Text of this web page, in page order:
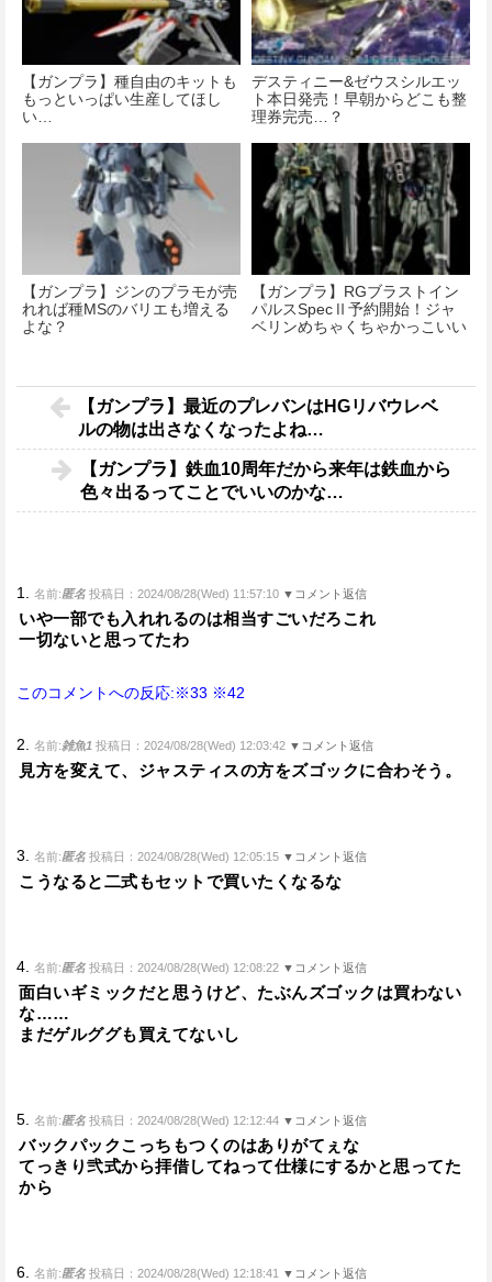
【ガンプラ】種自由のキットも
もっといっぱい生産してほし
い…
デスティニー&ゼウスシルエッ
ト本日発売！早朝からどこも整
理券完売…？
【ガンプラ】ジンのプラモが売
れれば種MSのバリエも増える
よな？
【ガンプラ】RGブラストイン
パルスSpecⅡ予約開始！ジャ
ベリンめちゃくちゃかっこいい
【ガンプラ】最近のプレバンはHGリバウレベ
ルの物は出さなくなったよね…
【ガンプラ】鉄血10周年だから来年は鉄血から
色々出るってことでいいのかな…
1. 名前:匿名 投稿日：2024/08/28(Wed) 11:57:10 ▼コメント返信
いや一部でも入れれるのは相当すごいだろこれ
一切ないと思ってたわ
このコメントへの反応:※33 ※42
2. 名前:雑魚1 投稿日：2024/08/28(Wed) 12:03:42 ▼コメント返信
見方を変えて、ジャスティスの方をズゴックに合わそう。
3. 名前:匿名 投稿日：2024/08/28(Wed) 12:05:15 ▼コメント返信
こうなると二式もセットで買いたくなるな
4. 名前:匿名 投稿日：2024/08/28(Wed) 12:08:22 ▼コメント返信
面白いギミックだと思うけど、たぶんズゴックは買わない
な……
まだゲルググも買えてないし
5. 名前:匿名 投稿日：2024/08/28(Wed) 12:12:44 ▼コメント返信
バックパックこっちもつくのはありがてぇな
てっきり弐式から拝借してねって仕様にするかと思ってた
から
6. 名前:匿名 投稿日：2024/08/28(Wed) 12:18:41 ▼コメント返信